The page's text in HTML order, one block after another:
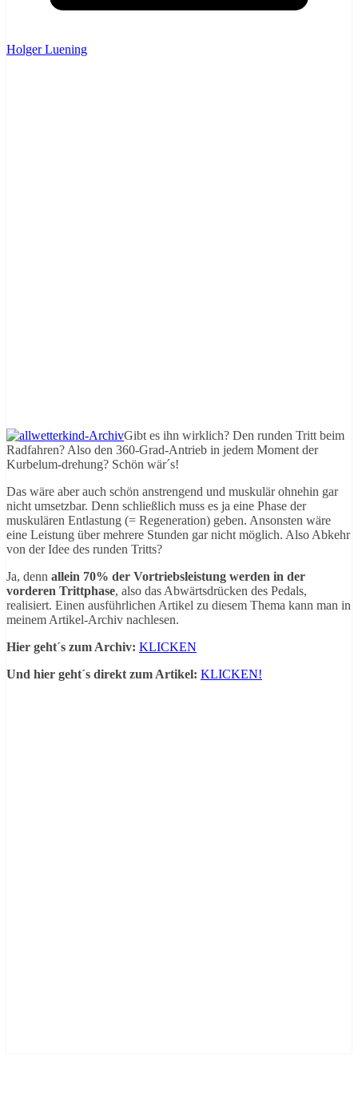
Holger Luening
Gibt es ihn wirklich? Den runden Tritt beim
Radfahren? Also den 360-Grad-Antrieb in jedem Moment der
Kurbelum-drehung? Schön wär´s!
Das wäre aber auch schön anstrengend und muskulär ohnehin gar
nicht umsetzbar. Denn schließlich muss es ja eine Phase der
muskulären Entlastung (= Regeneration) geben. Ansonsten wäre
eine Leistung über mehrere Stunden gar nicht möglich. Also Abkehr
von der Idee des runden Tritts?
Ja, denn allein 70% der Vortriebsleistung werden in der
vorderen Trittphase, also das Abwärtsdrücken des Pedals,
realisiert. Einen ausführlichen Artikel zu diesem Thema kann man in
meinem Artikel-Archiv nachlesen.
Hier geht´s zum Archiv: KLICKEN
Und hier geht´s direkt zum Artikel: KLICKEN!